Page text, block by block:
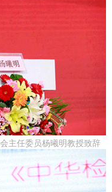
主任委员杨曦明教授致辞